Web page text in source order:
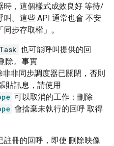
時，這個樣式成效良好 等待/
。這些 API 通常也會 不安
步存取權」 。
也可能呼叫提供的回
除。事實
非非同步調度器已關閉，否則
貼訊息，請使用
可以取消的工作：刪除
會捨棄未執行的回呼 取得
冊的回呼，即使 刪除映像